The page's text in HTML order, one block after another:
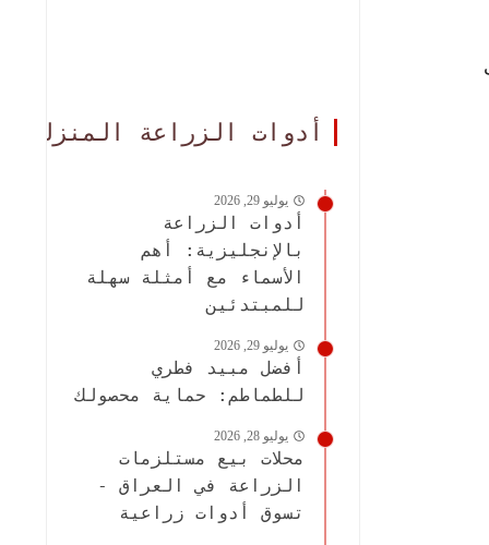
أدوات الزراعة المنزلية
يوليو 29, 2026
أدوات الزراعة
بالإنجليزية: أهم
الأسماء مع أمثلة سهلة
للمبتدئين
يوليو 29, 2026
أفضل مبيد فطري
للطماطم: حماية محصولك
يوليو 28, 2026
محلات بيع مستلزمات
الزراعة في العراق -
تسوق أدوات زراعية